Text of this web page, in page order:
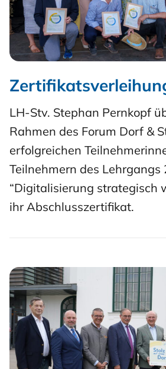
LH-Stv. Stephan Pernkopf
Rahmen des Forum Dorf &
erfolgreichen
Teilnehmern des Lehrgangs
“Digitalisierung strategisch
ihr Abschlusszertifikat.